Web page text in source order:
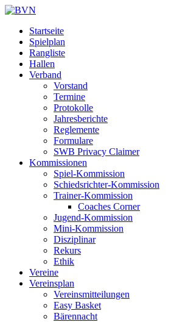
Startseite
Spielplan
Rangliste
Hallen
Verband
Vorstand
Termine
Protokolle
Jahresberichte
Reglemente
Formulare
SWB Privacy Claimer
Kommissionen
Spiel-Kommission
Schiedsrichter-Kommission
Trainer-Kommission
Coaches Corner
Jugend-Kommission
Mini-Kommission
Disziplinar
Rekurs
Ethik
Vereine
Vereinsplan
Vereinsmitteilungen
Easy Basket
Bärennacht